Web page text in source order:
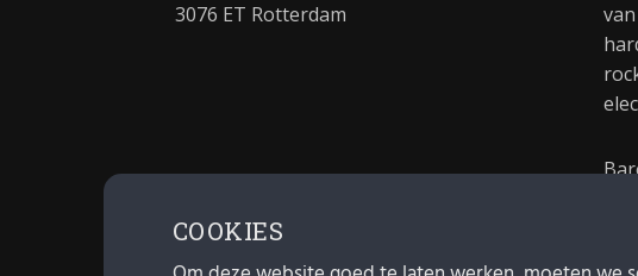
3076 ET Rotterdam
COOKIES